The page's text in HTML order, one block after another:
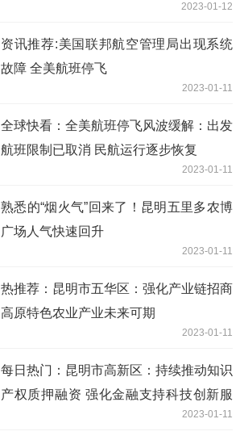
2023-01-12
资讯推荐:美国联邦航空管理局出现系统
故障 全美航班停飞
2023-01-11
全球快看：全美航班停飞风波缓解：出发
航班限制已取消 民航运行逐步恢复
2023-01-11
熟悉的“烟火气”回来了！昆明五里多农博
广场人气快速回升
2023-01-11
热推荐：昆明市五华区：强化产业链招商
高原特色农业产业未来可期
2023-01-11
每日热门：昆明市高新区：持续推动知识
产权质押融资 强化金融支持科技创新服
2023-01-11